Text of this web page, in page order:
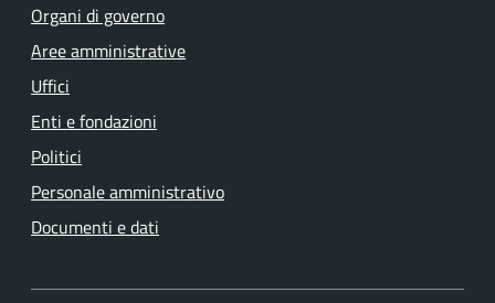
Organi di governo
Aree amministrative
Uffici
Enti e fondazioni
Politici
Personale amministrativo
Documenti e dati